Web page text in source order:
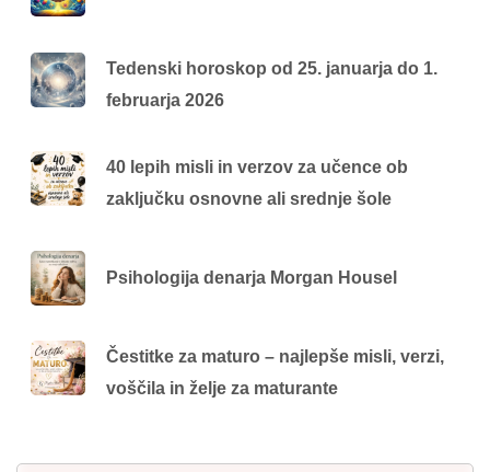
Tedenski horoskop od 25. januarja do 1.
februarja 2026
40 lepih misli in verzov za učence ob
zaključku osnovne ali srednje šole
Psihologija denarja Morgan Housel
Čestitke za maturo – najlepše misli, verzi,
voščila in želje za maturante